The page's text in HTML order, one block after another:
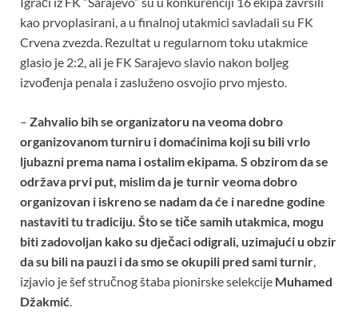
kao prvoplasirani, a u finalnoj utakmici savladali su FK
Crvena zvezda. Rezultat u regularnom toku utakmice
glasio je 2:2, ali je FK Sarajevo slavio nakon boljeg
izvođenja penala i zasluženo osvojio prvo mjesto.
– Zahvalio bih se organizatoru na veoma dobro
organizovanom turniru i domaćinima koji su bili vrlo
ljubazni prema nama i ostalim ekipama. S obzirom da se
održava prvi put, mislim da je turnir veoma dobro
organizovan i iskreno se nadam da će i naredne godine
nastaviti tu tradiciju. Što se tiče samih utakmica, mogu
biti zadovoljan kako su dječaci odigrali, uzimajući u obzir
da su bili na pauzi i da smo se okupili pred sami turnir
izjavio je šef stručnog štaba pionirske selekcije Muhamed
Džakmić